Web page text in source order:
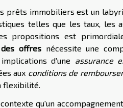
prêts immobiliers est un
telles que les taux, les
propositions est
offresnécessite une
d'une assurance
aux conditions de
flexibilité.
qu'un